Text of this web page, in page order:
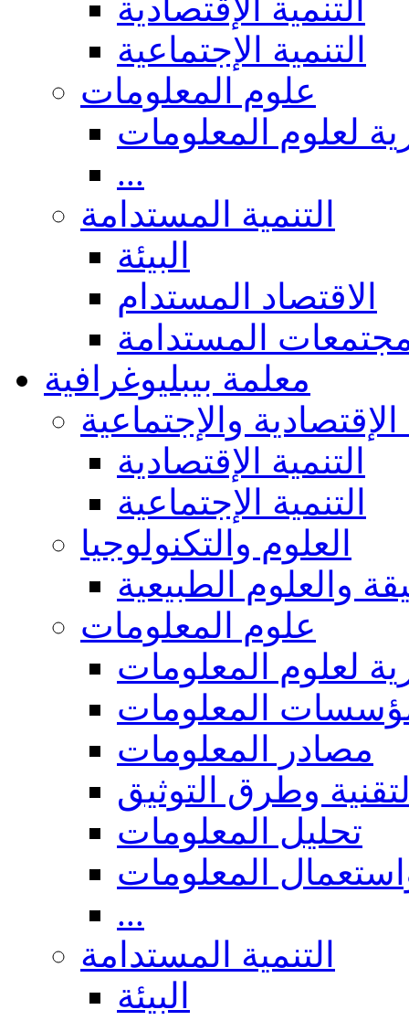
التنمية الإقتصادية
التنمية الإجتماعية
علوم المعلومات
لعلوم المعلومات
...
التنمية المستدامة
البيئة
الاقتصاد المستدام
المستدامة
معلمة بيبليوغرافية
الإقتصادية والإجتماعية
التنمية الإقتصادية
التنمية الإجتماعية
العلوم والتكنولوجيا
والعلوم الطبيعية
علوم المعلومات
لعلوم المعلومات
المعلومات
مصادر المعلومات
وطرق التوثيق
تحليل المعلومات
المعلومات
...
التنمية المستدامة
البيئة